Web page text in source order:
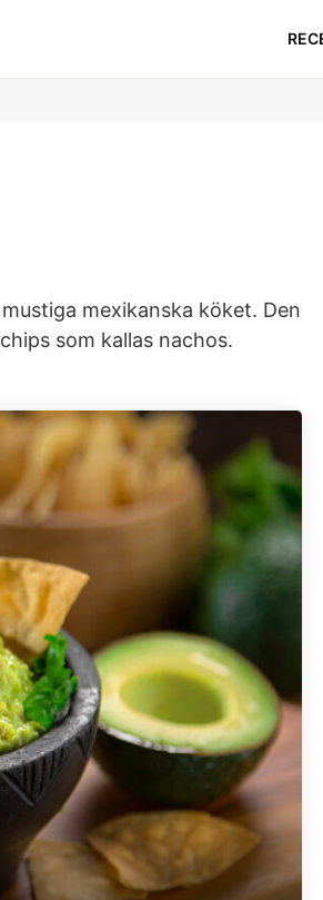
mexikanska köket. Den
som kallas nachos.